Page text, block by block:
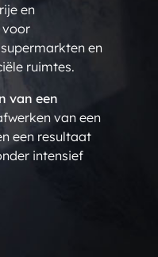
en
voor
en
ruimtes.
van een
van een
een resultaat
intensief